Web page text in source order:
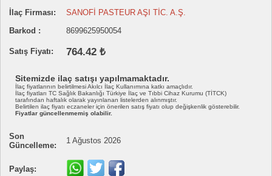
İlaç Firması:
SANOFİ PASTEUR AŞI TİC. A.Ş.
Barkod :
8699625950054
Satış Fiyatı: 764.42 ₺
Sitemizde ilaç satışı yapılmamaktadır.
İlaç fiyatlarının belirtilmesi Akılcı İlaç Kullanımına katkı amaçlıdır.
İlaç fiyatları TC Sağlık Bakanlığı Türkiye İlaç ve Tıbbi Cihaz Kurumu (TİTCK)
tarafından haftalık olarak yayınlanan listelerden alınmıştır.
Belirtilen ilaç fiyatı eczaneler için önerilen satış fiyatı olup değişkenlik gösterebilir.
Fiyatlar güncellenmemiş olabilir.
Son
Güncelleme:
1 Ağustos 2026
Paylaş: